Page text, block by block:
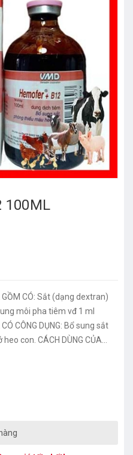
100ML
dextran)
môi pha tiêm vđ 1 ml
DỤNG: Bổ sung sắt
con. CÁCH DÙNG CỦA